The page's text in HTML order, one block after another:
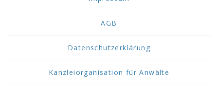
AGB
Datenschutzerklärung
Kanzleiorganisation für Anwälte